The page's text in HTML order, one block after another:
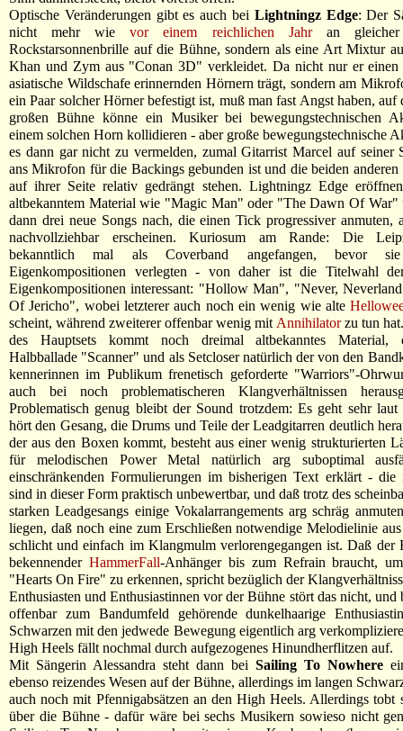
Optische Veränderungen gibt es auch bei Lightningz Edge: Der
nicht mehr wievor einem reichlichen Jahran
Rockstarsonnenbrille auf die Bühne, sondern als eine Art Mixtur
Khan und Zym aus "Conan 3D" verkleidet. Da nicht nur er
asiatische Wildschafe erinnernden Hörnern trägt, sondern am
ein Paar solcher Hörner befestigt ist, muß man fast Angst haben, auf
großen Bühne könne ein Musiker bei bewegungstechnischen
einem solchen Horn kollidieren - aber große bewegungstechnische
es dann gar nicht zu vermelden, zumal Gitarrist Marcel auf seiner
ans Mikrofon für die Backings gebunden ist und die beiden anderen
auf ihrer Seite relativ gedrängt stehen. Lightningz Edge
altbekanntem Material wie "Magic Man" oder "The Dawn Of War"
dann drei neue Songs nach, die einen Tick progressiver anmuten,
nachvollziehbar erscheinen. Kuriosum am Rande: Die
bekanntlich mal als Coverband angefangen, bevor
Eigenkompositionen verlegten - von daher ist die Titelwahl
Eigenkompositionen interessant: "Hollow Man", "Never,
Of Jericho", wobei letzterer auch noch ein wenig wie alte
scheint, während zweiterer offenbar wenig mit Annihilatorzu tun
des Hauptsets kommt noch dreimal altbekanntes Material,
Halbballade "Scanner" und als Setcloser natürlich der von den
kennerinnen im Publikum frenetisch geforderte "Warriors"-
auch bei noch problematischeren Klangverhältnissen
Problematisch genug bleibt der Sound trotzdem: Es geht sehr
hört den Gesang, die Drums und Teile der Leadgitarren deutlich
der aus den Boxen kommt, besteht aus einer wenig strukturierten
für melodischen Power Metal natürlich arg suboptimal
einschränkenden Formulierungen im bisherigen Text erklärt - die
sind in dieser Form praktisch unbewertbar, und daß trotz des
starken Leadgesangs einige Vokalarrangements arg schräg
liegen, daß noch eine zum Erschließen notwendige Melodielinie
schlicht und einfach im Klangmulm verlorengegangen ist. Daß der
bekennender HammerFall-Anhänger bis zum Refrain braucht,
"Hearts On Fire" zu erkennen, spricht bezüglich der
Enthusiasten und Enthusiastinnen vor der Bühne stört das nicht, und
offenbar zum Bandumfeld gehörende dunkelhaarige
Schwarzen mit den jedwede Bewegung eigentlich arg
High Heels fällt nochmal durch aufgezogenes Hinundherflitzen auf.
Mit Sängerin Alessandra steht dann bei Sailing To Nowhere
ebenso reizendes Wesen auf der Bühne, allerdings im langen
auch noch mit Pfennigabsätzen an den High Heels. Allerdings tobt
über die Bühne - dafür wäre bei sechs Musikern sowieso nicht